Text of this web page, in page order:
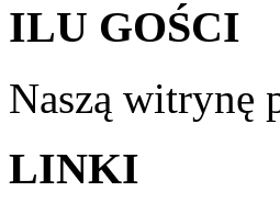
ILU GOŚCI
Naszą witrynę
LINKI